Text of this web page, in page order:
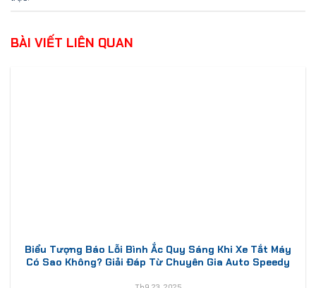
BÀI VIẾT LIÊN QUAN
Biểu Tượng Báo Lỗi Bình Ắc Quy Sáng Khi Xe Tắt Máy
Có Sao Không? Giải Đáp Từ Chuyên Gia Auto Speedy